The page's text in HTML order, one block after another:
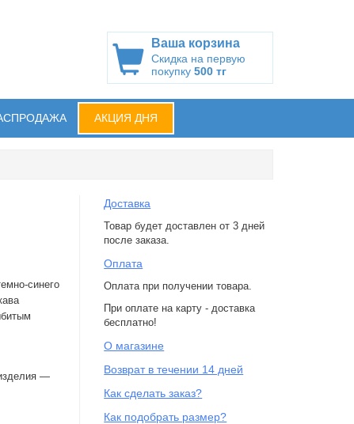
Ваша корзина
Скидка на первую
покупку 500 тг
АКЦИЯ ДНЯ
синего
—
Доставка
Товар будет доставлен от 3 дней
после заказа.
Оплата
Оплата при получении товара.
При оплате на карту - доставка
бесплатно!
О магазине
Возврат в течении 14 дней
Как сделать заказ?
Как подобрать размер?